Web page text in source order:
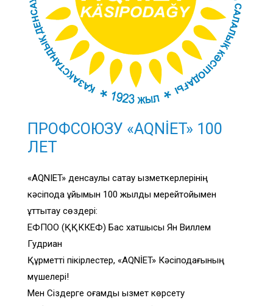
ПРОФСОЮЗУ «AQNİET» 100
ЛЕТ
«AQNIET» денсаулық сақтау қызметкерлерінің
кәсіподақ ұйымын 100 жылдық мерейтойымен
құттықтау сөздері:
ЕФПОО (ҚҚККЕФ) Бас хатшысы Ян Виллем
Гудриан
Құрметті пікірлестер, «AQNİET» Кәсіподағының
мүшелері!
Мен Сіздерге қоғамдық қызмет көрсету